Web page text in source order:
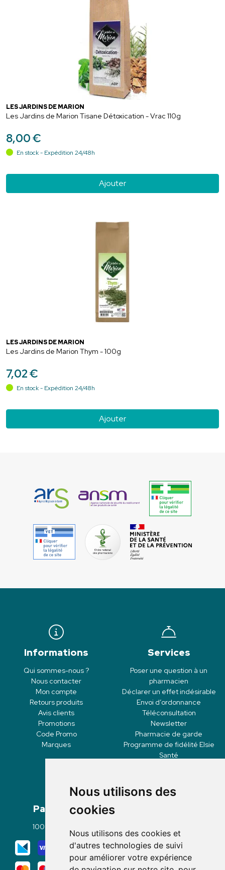
Nous utilisons des
cookies
Nous utilisons des cookies et
d'autres technologies de suivi
pour améliorer votre expérience
LES JARDINS DE MARION
Les Jardins de Marion Tisane Détoxication - Vrac 110g
8,00€
En stock - Expédition 24/48h
Ajouter
LES JARDINS DE MARION
Les Jardins de Marion Thym - 100g
7,02€
En stock - Expédition 24/48h
Ajouter
Informations
Qui sommes-nous ?
Nous contacter
Mon compte
Retours produits
Avis clients
Promotions
Code Promo
Marques
Services
Poser une question à un
pharmacien
Déclarer un effet indésirable
Envoi d’ordonnance
Téléconsultation
Newsletter
Pharmacie de garde
Programme de fidélité Elsie
Santé
Paiement
100% sécurisé
Mode de livraison